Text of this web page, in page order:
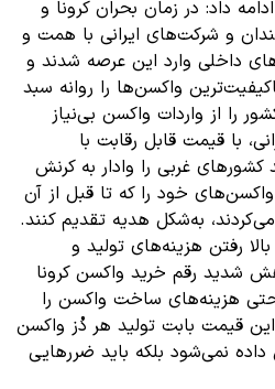
داد: در زمان بحران کرونا و
و شرکت‌های ایرانی با همت و
داخلی وارد این عرصه شدند و
واکسن‌ها را روانه سبد
را از واردات واکسن بی‌نیاز
با قیمت قابل رقابت با
غربی را وادار به کرنش
خود را که تا قبل از آن
می‌کردند، به‌شکل هدیه تقدیم کنند.
رفتن هزینه‌های تولید و
شدید رقم خرید واکسن کرونا
هزینه‌های ساخت واکسن را
قیمت بابت تولید هر دُز واکسن
نمی‌شود بلکه باید ضررهایی